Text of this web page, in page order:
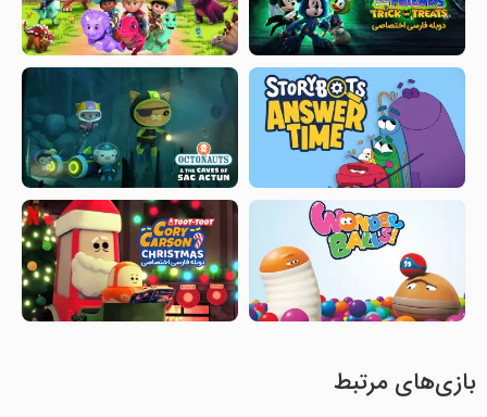
بازی‌های مرتبط